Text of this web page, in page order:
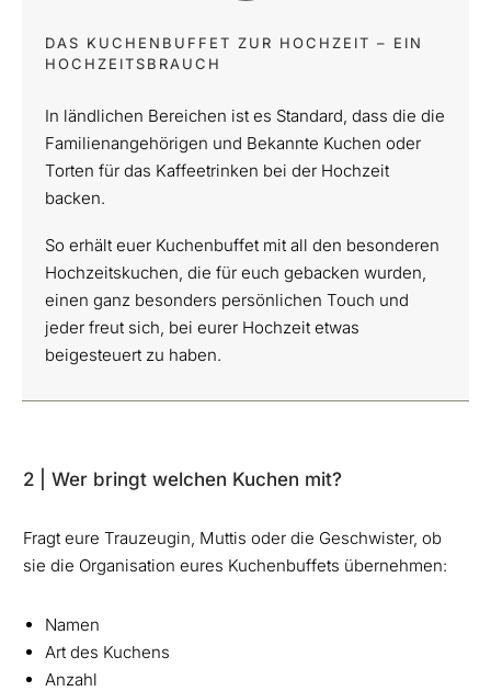
DAS KUCHENBUFFET ZUR HOCHZEIT – EIN
HOCHZEITSBRAUCH
In ländlichen Bereichen ist es Standard, dass die die
Familienangehörigen und Bekannte Kuchen oder
Torten für das Kaffeetrinken bei der Hochzeit
backen.
So erhält euer Kuchenbuffet mit all den besonderen
Hochzeitskuchen, die für euch gebacken wurden,
einen ganz besonders persönlichen Touch und
jeder freut sich, bei eurer Hochzeit etwas
beigesteuert zu haben.
2 | Wer bringt welchen Kuchen mit?
Fragt eure Trauzeugin, Muttis oder die Geschwister, ob
sie die Organisation eures Kuchenbuffets übernehmen:
Namen
Art des Kuchens
Anzahl